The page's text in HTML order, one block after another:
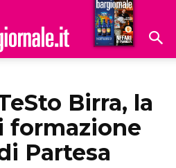
Hoteldomani
Birra, la
formazione
Partesa